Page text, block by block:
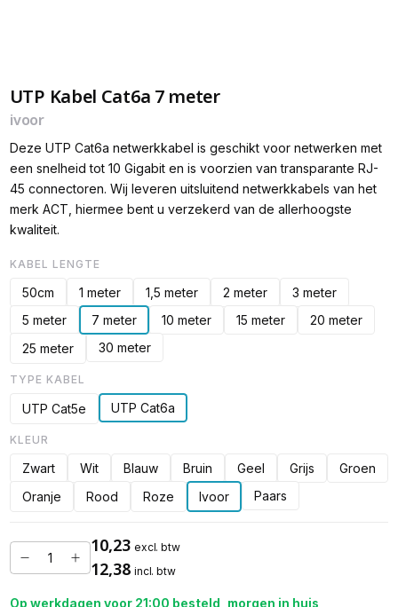
UTP Kabel Cat6a 7 meter
ivoor
Deze UTP Cat6a netwerkkabel is geschikt voor netwerken met
een snelheid tot 10 Gigabit en is voorzien van transparante RJ-
45 connectoren. Wij leveren uitsluitend netwerkkabels van het
merk ACT, hiermee bent u verzekerd van de allerhoogste
kwaliteit.
KABEL LENGTE
50cm 1 meter 1,5 meter 2 meter
3 meter
5 meter
7 meter 10 meter 15 meter
20 meter
25 meter
30 meter
TYPE KABEL
UTP Cat5e UTP Cat6a
KLEUR
Zwart Wit Blauw Bruin Geel Grijs
Groen
Oranje
Rood Roze Ivoor Paars
10,23 excl. btw
12,38 incl. btw
Op werkdagen voor 21:00 besteld, morgen in huis